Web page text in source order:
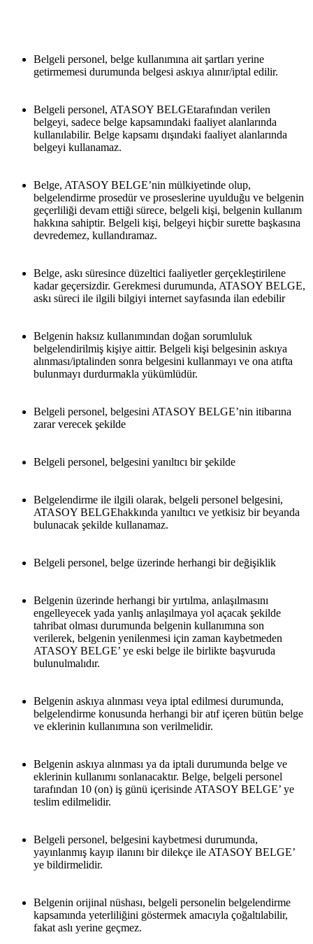
Belgeli personel, belge kullanımına ait şartları yerine
getirmemesi durumunda belgesi askıya alınır/iptal edilir.
Belgeli personel, ATASOY BELGEtarafından verilen
belgeyi, sadece belge kapsamındaki faaliyet alanlarında
kullanılabilir. Belge kapsamı dışındaki faaliyet alanlarında
belgeyi kullanamaz.
Belge, ATASOY BELGE’nin mülkiyetinde olup,
belgelendirme prosedür ve proseslerine uyulduğu ve belgenin
geçerliliği devam ettiği sürece, belgeli kişi, belgenin kullanım
hakkına sahiptir. Belgeli kişi, belgeyi hiçbir surette başkasına
devredemez, kullandıramaz.
Belge, askı süresince düzeltici faaliyetler gerçekleştirilene
kadar geçersizdir. Gerekmesi durumunda, ATASOY BELGE,
askı süreci ile ilgili bilgiyi internet sayfasında ilan edebilir
Belgenin haksız kullanımından doğan sorumluluk
belgelendirilmiş kişiye aittir. Belgeli kişi belgesinin askıya
alınması/iptalinden sonra belgesini kullanmayı ve ona atıfta
bulunmayı durdurmakla yükümlüdür.
Belgeli personel, belgesini ATASOY BELGE’nin itibarına
zarar verecek şekilde
Belgeli personel, belgesini yanıltıcı bir şekilde
Belgelendirme ile ilgili olarak, belgeli personel belgesini,
ATASOY BELGEhakkında yanıltıcı ve yetkisiz bir beyanda
bulunacak şekilde kullanamaz.
Belgeli personel, belge üzerinde herhangi bir değişiklik
Belgenin üzerinde herhangi bir yırtılma, anlaşılmasını
engelleyecek yada yanlış anlaşılmaya yol açacak şekilde
tahribat olması durumunda belgenin kullanımına son
verilerek, belgenin yenilenmesi için zaman kaybetmeden
ATASOY BELGE’ ye eski belge ile birlikte başvuruda
bulunulmalıdır.
Belgenin askıya alınması veya iptal edilmesi durumunda,
belgelendirme konusunda herhangi bir atıf içeren bütün belge
ve eklerinin kullanımına son verilmelidir.
Belgenin askıya alınması ya da iptali durumunda belge ve
eklerinin kullanımı sonlanacaktır. Belge, belgeli personel
tarafından 10 (on) iş günü içerisinde ATASOY BELGE’ ye
teslim edilmelidir.
Belgeli personel, belgesini kaybetmesi durumunda,
yayınlanmış kayıp ilanını bir dilekçe ile ATASOY BELGE’
ye bildirmelidir.
Belgenin orijinal nüshası, belgeli personelin belgelendirme
kapsamında yeterliliğini göstermek amacıyla çoğaltılabilir,
fakat aslı yerine geçmez.